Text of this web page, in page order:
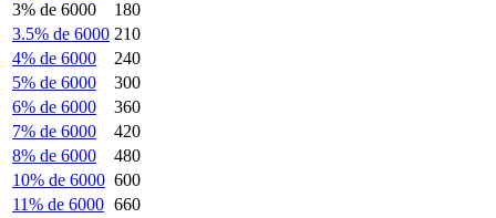
3% de 6000
180
3.5% de 6000 210
4% de 6000
240
5% de 6000
300
6% de 6000
360
7% de 6000
420
8% de 6000
480
10% de 6000 600
11% de 6000 660